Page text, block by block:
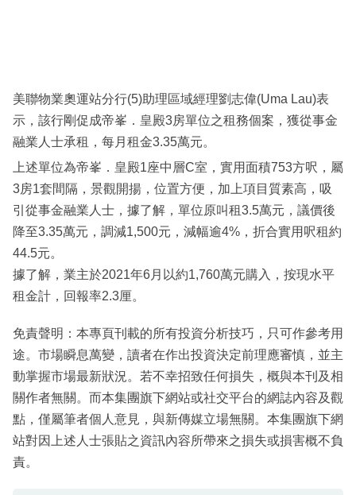
區
美聯物業奧運站分行(5)助理區域經理劉志偉(Uma Lau)表
示，該行剛促成帝峯．皇殿3房單位之租務個案，獲從事金
融業人士承租，每月租金3.35萬元。
上述單位為帝峯．皇殿1座中層C室，實用面積753方呎，屬
3房1套間隔，景觀開揚，位置方便，加上項目質素高，吸
引從事金融業人士，據了解，單位原叫租3.5萬元，議價後
降至3.35萬元，調減1,500元，減幅逾4%，折合實用呎租約
44.5元。
據了解，業主於2021年6月以約1,760萬元購入，按現水平
租金計，回報率2.3厘。
免責聲明：本專頁刊載的所有投資分析技巧，只可作參考用
途。市場瞬息萬變，讀者在作出投資決定前理應審慎，並主
動掌握市場最新狀況。若不幸招致任何損失，概與本刊及相
關作者無關。而本集團旗下網站或社交平台的網誌內容及觀
點，僅屬筆者個人意見，與新傳媒立場無關。本集團旗下網
站對因上述人士張貼之資訊內容所帶來之損失或損害概不負
責。